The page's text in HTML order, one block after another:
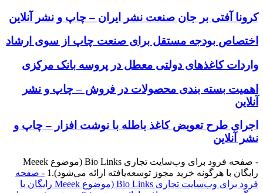
کرونا آفتی بر جان صنعت نشر ایران – چاپ و نشر آنلاین
اختصاص بودجه مستقل برای صنعت چاپ از سوی ارشاد
واردات کاغذهای دولتی معطل در پروسه بانک مرکزی
اهمیت بسته بندی محصولات در فروش – چاپ و نشر
آنلاین
اجرای طرح تعویض کاغذ باطله با نوشت افزار – چاپ و
نشر آنلاین
- صفحه فرود برای وب‌سایت تجاری Bio Links (موضوع Meeek
رایگان با هرگونه خرید مجوز توسعه‌یافته ارائه می‌شود). 1 - صفحه
فرود برای وب‌سایت تجاری Bio Links (موضوع Meeek رایگان با